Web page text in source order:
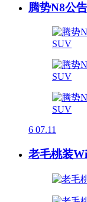
腾势N8公
6 07.11
老毛桃装